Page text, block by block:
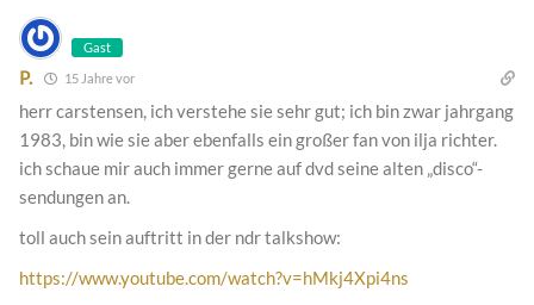
Gast
P. 15 Jahre vor
herr carstensen, ich verstehe sie sehr gut; ich bin zwar jahrgang
1983, bin wie sie aber ebenfalls ein großer fan von ilja richter.
ich schaue mir auch immer gerne auf dvd seine alten „disco“-
sendungen an.
toll auch sein auftritt in der ndr talkshow:
https://www.youtube.com/watch?v=hMkj4Xpi4ns